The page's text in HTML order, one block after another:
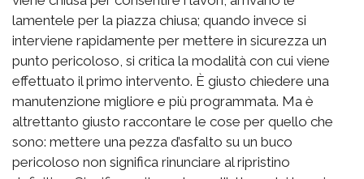
lamentele per la piazza chiusa; quando invece si
interviene rapidamente per mettere in sicurezza un
punto pericoloso, si critica la modalità con cui viene
effettuato il primo intervento. È giusto chiedere una
manutenzione migliore e più programmata. Ma è
altrettanto giusto raccontare le cose per quello che
sono: mettere una pezza d’asfalto su un buco
pericoloso non significa rinunciare al ripristino